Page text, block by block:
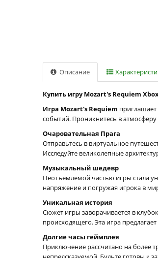
Описание
Купить игру Mozart's Requiem
Игра Mozart's Requiem приглашает
событий. Проникнитесь в
Очаровательная Прага
Отправьтесь в виртуальное
Исследуйте великолепные
Музыкальный шедевр
Неотъемлемой частью игры стала
напряжение и погружая игрока в
Уникальная история
Сюжет игры заворачивается в
происходящего. Эта игра
Долгие часы геймплея
Приключение рассчитано на более